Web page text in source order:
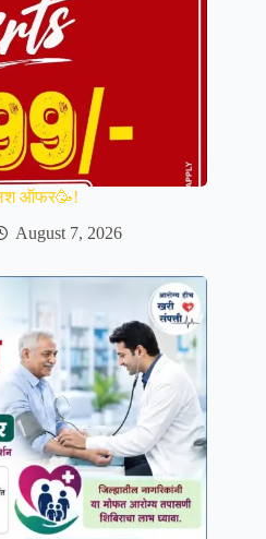
ऑफर🥳!
August 7, 2026